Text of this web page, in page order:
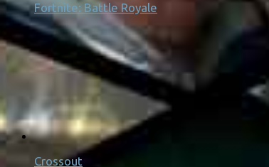
Fortnite: Battle Royale
Crossout